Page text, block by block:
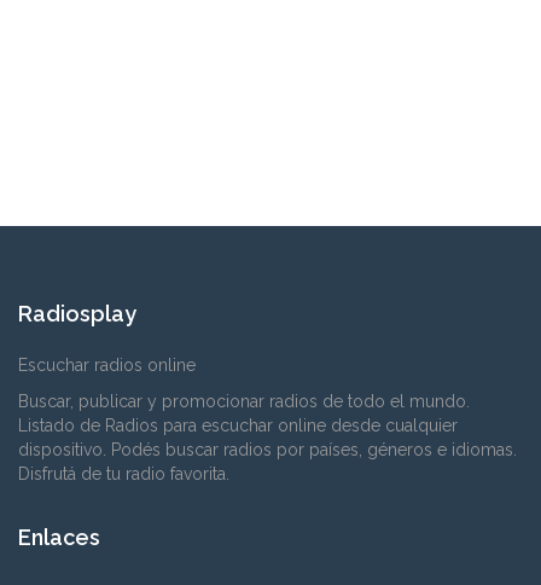
Radiosplay
Escuchar radios online
Buscar, publicar y promocionar radios de todo el mundo.
Listado de Radios para escuchar online desde cualquier
dispositivo. Podés buscar radios por países, géneros e idiomas.
Disfrutá de tu radio favorita.
Enlaces